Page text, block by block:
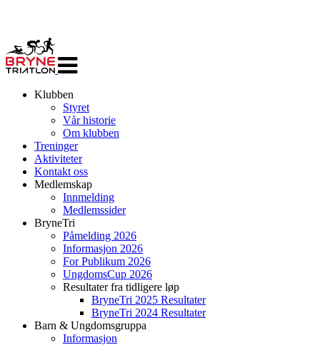
navigasjon
Klubben
Styret
Vår historie
Om klubben
Treninger
Aktiviteter
Kontakt oss
Medlemskap
Innmelding
Medlemssider
BryneTri
Påmelding 2026
Informasjon 2026
For Publikum 2026
UngdomsCup 2026
Resultater fra tidligere løp
BryneTri 2025 Resultater
BryneTri 2024 Resultater
Barn & Ungdomsgruppa
Informasjon